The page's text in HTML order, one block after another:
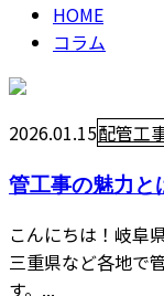
HOME
コラム
2026.01.15配管工
管工事の魅力と
こんにちは！岐阜
三重県など各地で
す。...